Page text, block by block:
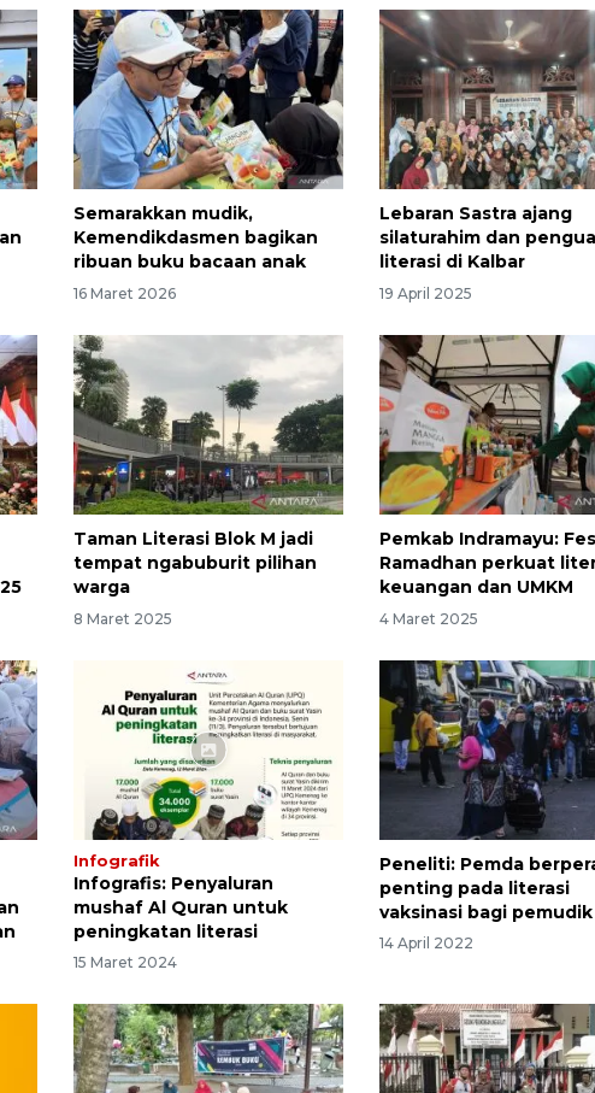
Semarakkan mudik,
Kemendikdasmen bagikan
ribuan buku bacaan anak
16 Maret 2026
Lebaran Sastra ajang
silaturahim dan
literasi di Kalbar
19 April 2025
Taman Literasi Blok M jadi
tempat ngabuburit pilihan
warga
8 Maret 2025
Pemkab Indramayu:
Ramadhan perkuat
keuangan dan UMKM
4 Maret 2025
Infografik
Infografis: Penyaluran
mushaf Al Quran untuk
peningkatan literasi
15 Maret 2024
Peneliti: Pemda
penting pada literasi
vaksinasi bagi pemudik
14 April 2022